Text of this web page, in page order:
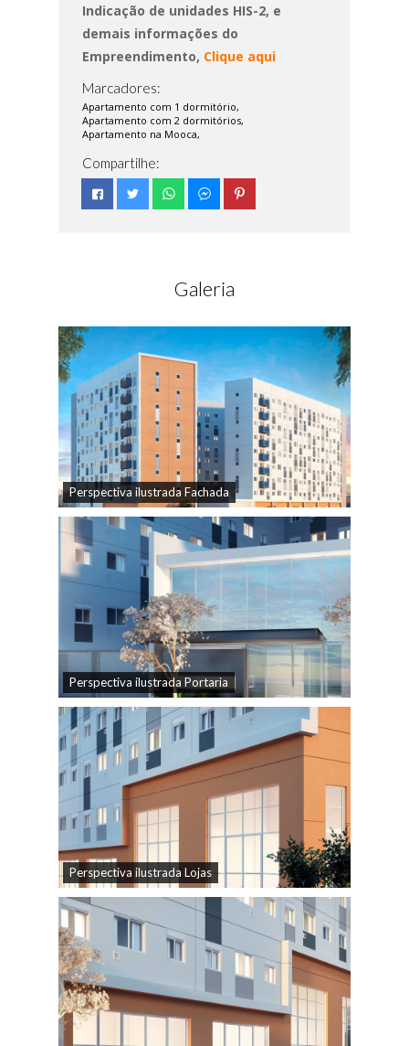
Indicação de unidades HIS-2, e
demais informações do
Empreendimento, Clique aqui
Marcadores:
Apartamento com 1 dormitório,
Apartamento com 2 dormitórios,
Apartamento na Mooca,
Compartilhe:
Galeria
Perspectiva ilustrada Fachada
Perspectiva ilustrada Portaria
Perspectiva ilustrada Lojas